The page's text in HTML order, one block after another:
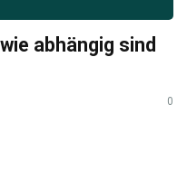
abhängig sind
0